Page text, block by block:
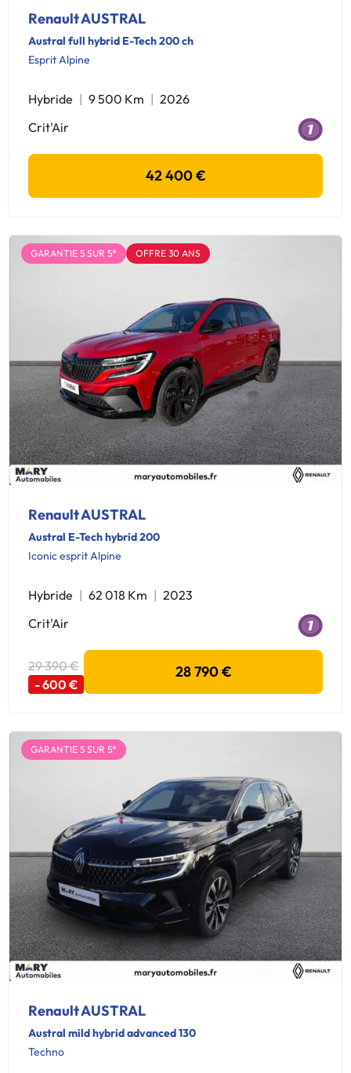
Renault AUSTRAL
Austral full hybrid E-Tech 200 ch
Esprit Alpine
Hybride 9 500 Km
2026
Crit'Air
42 400 €
GARANTIE 5 SUR 5* OFFRE 30 ANS
Renault AUSTRAL
Austral E-Tech hybrid 200
Iconic esprit Alpine
Hybride 62 018 Km
2023
Crit'Air
29 390 €
- 600 €
28 790 €
GARANTIE 5 SUR 5*
Renault AUSTRAL
Austral mild hybrid advanced 130
Techno